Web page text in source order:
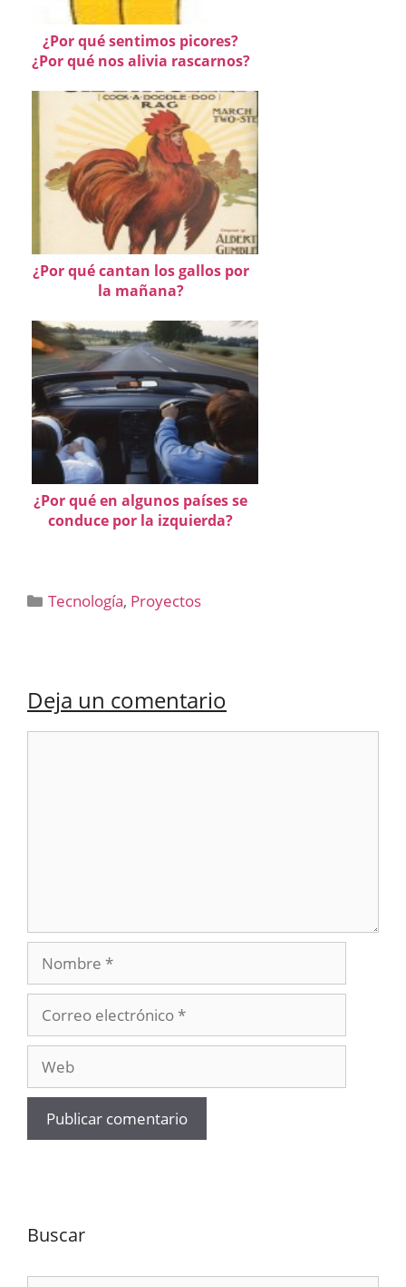
¿Por qué sentimos picores?
¿Por qué nos alivia rascarnos?
¿Por qué cantan los gallos por
la mañana?
¿Por qué en algunos países se
conduce por la izquierda?
Categorías
Tecnología, Proyectos
Deja un comentario
Nombre
electrónico
Buscar